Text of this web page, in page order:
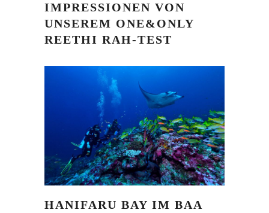
IMPRESSIONEN VON
UNSEREM ONE&ONLY
REETHI RAH-TEST
HANIFARU BAY IM BAA